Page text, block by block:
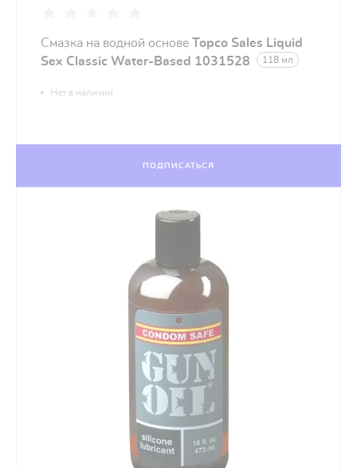
Cмазка на водной основе Topco Sales Liquid
Sex Classic Water-Based 1031528
118 мл
Нет в наличии
ПОДПИСАТЬСЯ